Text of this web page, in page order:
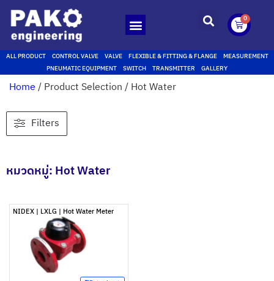
0
ALL PRODUCT CONTROL VALVE VALVE FLEXIBLE & FITTING & FLANGE
MEASUREMENT
PNEUMATIC EQUIPMENT
SWITCH TRANSMITTER GALLERY
Home/ Product Selection / Hot Water
Filters
หมวดหมู่: Hot Water
NIDEX | LXLG | Hot Water Meter